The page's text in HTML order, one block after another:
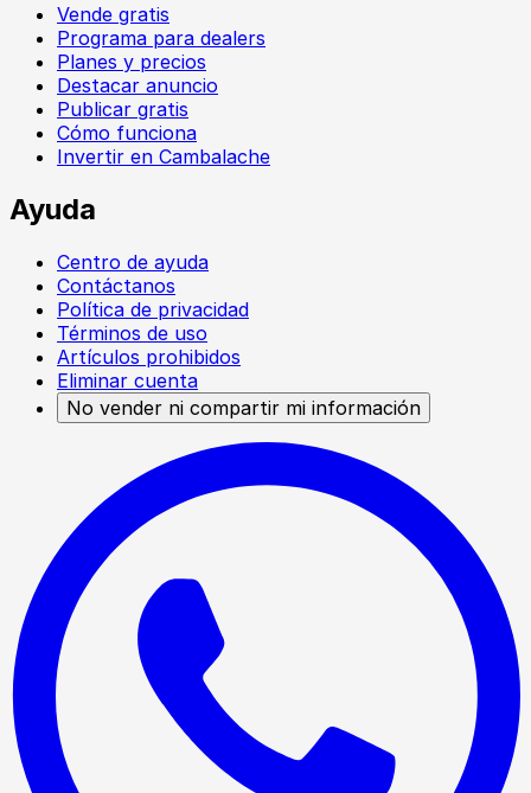
Vende gratis
Programa para dealers
Planes y precios
Destacar anuncio
Publicar gratis
Cómo funciona
Invertir en Cambalache
Ayuda
Centro de ayuda
Contáctanos
Política de privacidad
Términos de uso
Artículos prohibidos
Eliminar cuenta
No vender ni compartir mi información